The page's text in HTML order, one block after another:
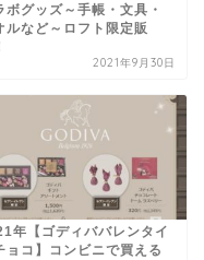
ボグッズ～手帳・文具・
ルなど～ロフト限定販
2021年9月30日
年【ゴディババレンタイ
ョコ】コンビニで買える